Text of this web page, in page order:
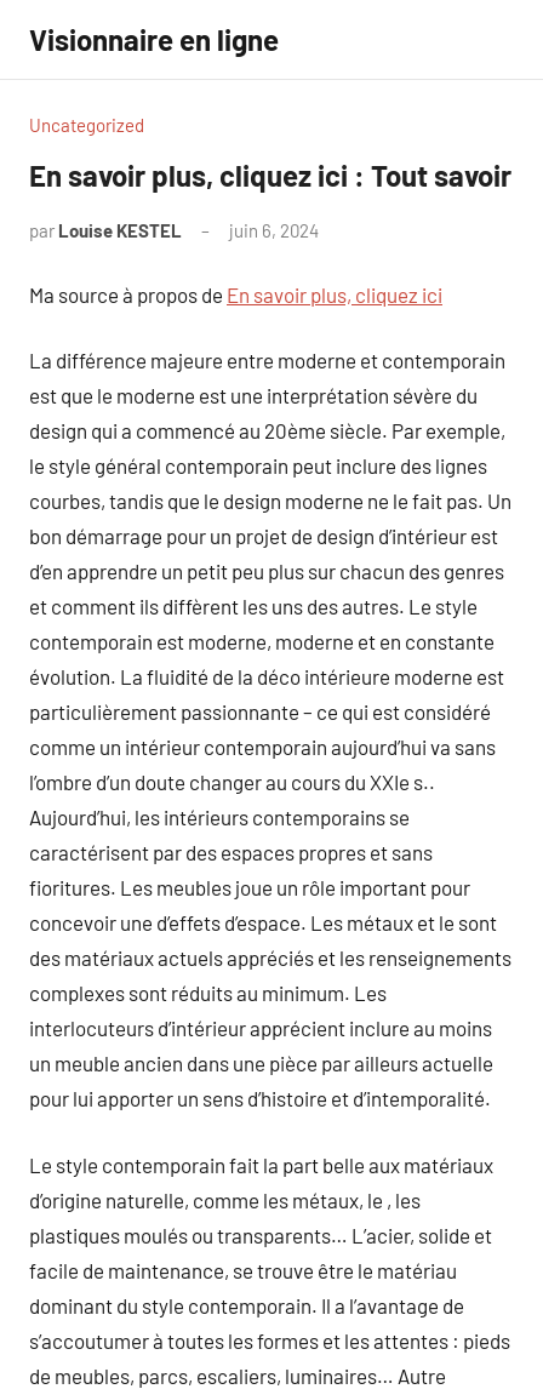
contenu
Visionnaire en ligne
Uncategorized
En savoir plus, cliquez ici : Tout savoir
par Louise KESTEL juin 6, 2024
Ma source à propos de En savoir plus, cliquez ici
La différence majeure entre moderne et contemporain
est que le moderne est une interprétation sévère du
design qui a commencé au 20ème siècle. Par exemple,
le style général contemporain peut inclure des lignes
courbes, tandis que le design moderne ne le fait pas. Un
bon démarrage pour un projet de design d’intérieur est
d’en apprendre un petit peu plus sur chacun des genres
et comment ils diffèrent les uns des autres. Le style
contemporain est moderne, moderne et en constante
évolution. La fluidité de la déco intérieure moderne est
particulièrement passionnante – ce qui est considéré
comme un intérieur contemporain aujourd’hui va sans
l’ombre d’un doute changer au cours du XXIe s..
Aujourd’hui, les intérieurs contemporains se
caractérisent par des espaces propres et sans
fioritures. Les meubles joue un rôle important pour
concevoir une d’effets d’espace. Les métaux et le sont
des matériaux actuels appréciés et les renseignements
complexes sont réduits au minimum. Les
interlocuteurs d’intérieur apprécient inclure au moins
un meuble ancien dans une pièce par ailleurs actuelle
pour lui apporter un sens d’histoire et d’intemporalité.
Le style contemporain fait la part belle aux matériaux
d’origine naturelle, comme les métaux, le , les
plastiques moulés ou transparents… L’acier, solide et
facile de maintenance, se trouve être le matériau
dominant du style contemporain. Il a l’avantage de
s’accoutumer à toutes les formes et les attentes : pieds
de meubles, parcs, escaliers, luminaires… Autre